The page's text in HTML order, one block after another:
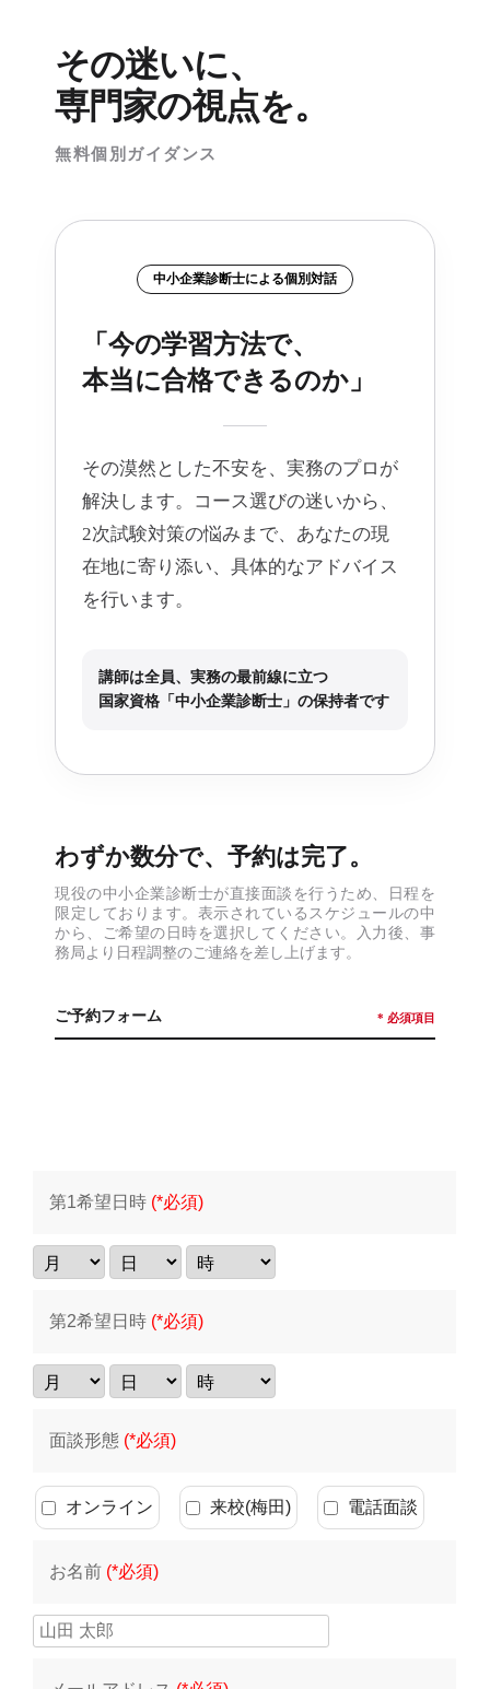
その迷いに、
専門家の視点を。
無料個別ガイダンス
中小企業診断士による個別対話
「今の学習方法で、
本当に合格できるのか」
その漠然とした不安を、実務のプロが
解決します。コース選びの迷いから、
2次試験対策の悩みまで、あなたの現
在地に寄り添い、具体的なアドバイス
を行います。
講師は全員、実務の最前線に立つ
国家資格「中小企業診断士」の保持者です
わずか数分で、予約は完了。
現役の中小企業診断士が直接面談を行うため、日程を
限定しております。表示されているスケジュールの中
から、ご希望の日時を選択してください。入力後、事
務局より日程調整のご連絡を差し上げます。
ご予約フォーム * 必須項目
第1希望日時 (*必須)
第2希望日時 (*必須)
面談形態 (*必須)
オンライン 来校(梅田) 電話面談
お名前 (*必須)